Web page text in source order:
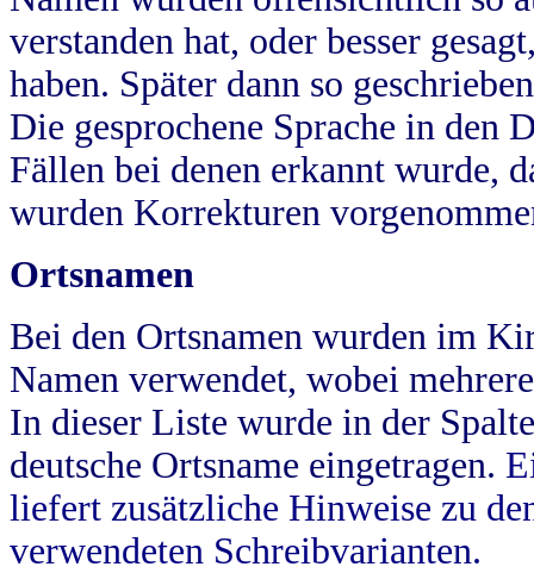
verstanden hat, oder besser
haben. Später dann so
Die gesprochene Sprache in
Fällen bei denen erkannt wurde,
wurden Korrekturen
Ortsnamen
Bei den Ortsnamen wurden im
Namen verwendet, wobei
In dieser Liste wurde in der
deutsche Ortsname eingetragen.
liefert zusätzliche Hinweise zu
verwendeten Schreibvarianten.